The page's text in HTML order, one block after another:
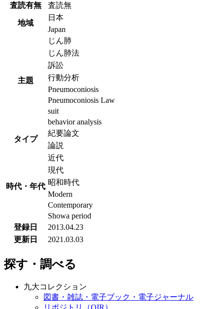
査読有無 査読無
地域
日本
Japan
主題
じん肺
じん肺法
訴訟
行動分析
Pneumoconiosis
Pneumoconiosis Law
suit
behavior analysis
タイプ
紀要論文
論説
時代・年代
近代
現代
昭和時代
Modern
Contemporary
Showa period
登録日
2013.04.23
更新日
2021.03.03
探す・調べる
九大コレクション
図書・雑誌・電子ブック・電子ジャーナル